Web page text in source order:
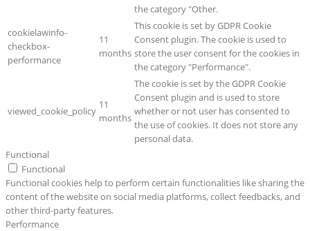
the category "Other.
cookielawinfo-
checkbox-
performance
11
months
This cookie is set by GDPR Cookie
Consent plugin. The cookie is used to
store the user consent for the cookies in
the category "Performance".
viewed_cookie_policy
11
months
The cookie is set by the GDPR Cookie
Consent plugin and is used to store
whether or not user has consented to
the use of cookies. It does not store any
personal data.
Functional
Functional
Functional cookies help to perform certain functionalities like sharing the
content of the website on social media platforms, collect feedbacks, and
other third-party features.
Performance